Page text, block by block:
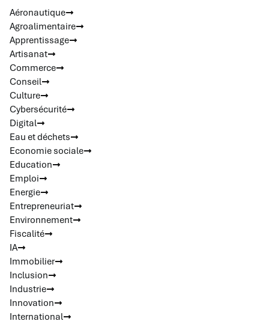
Aéronautique
Agroalimentaire
Apprentissage
Artisanat
Commerce
Conseil
Culture
Cybersécurité
Digital
Eau et déchets
Economie sociale
Education
Emploi
Energie
Entrepreneuriat
Environnement
Fiscalité
IA
Immobilier
Inclusion
Industrie
Innovation
International